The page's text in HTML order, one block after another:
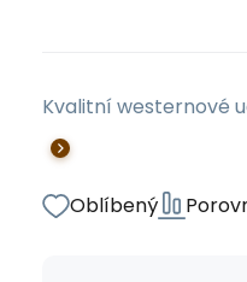
Kvalitní westernové
Oblíbený